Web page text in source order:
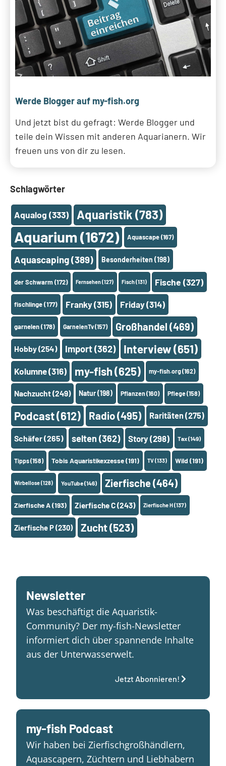
Werde Blogger auf my-fish.org
Und jetzt bist du gefragt: Werde Blogger und
teile dein Wissen mit anderen Aquarianern. Wir
freuen uns von dir zu lesen.
Schlagwörter
Aqualog (333) Aquaristik (783)
Aquarium (1672) Aquascape(167)
Aquascaping(389) Besonderheiten (198)
der Schwarm(172) Fernsehen(127) Fisch(131) Fische (327)
fischlinge(177) Franky(315) Friday(314)
garnelen(178) GarnelenTv(157) Großhandel (469)
Hobby(254) Import(362) Interview(651)
Kolumne(316) my-fish(625) my-fish.org(162)
Nachzucht(249) Natur(198) Pflanzen(160) Pflege(158)
Podcast(612) Radio(495) Raritäten (275)
Schäfer(265) selten (362) Story (298) Tax(149)
Tipps(158) Tobis Aquaristikexzesse(191) TV(133) Wild (191)
Wirbellose(128) YouTube(146) Zierfische(464)
Zierfische A(193) Zierfische C(243) Zierfische H(137)
Zierfische P(230) Zucht(523)
Newsletter
Was beschäftigt die Aquaristik-
Community? Der my-fish-Newsletter
informiert dich über spannende Inhalte
aus der Unterwasserwelt.
Jetzt Abonnieren!
my-fish Podcast
Wir haben bei Zierfischgroßhändlern,
Aquascapern, Züchtern und Liebhabern